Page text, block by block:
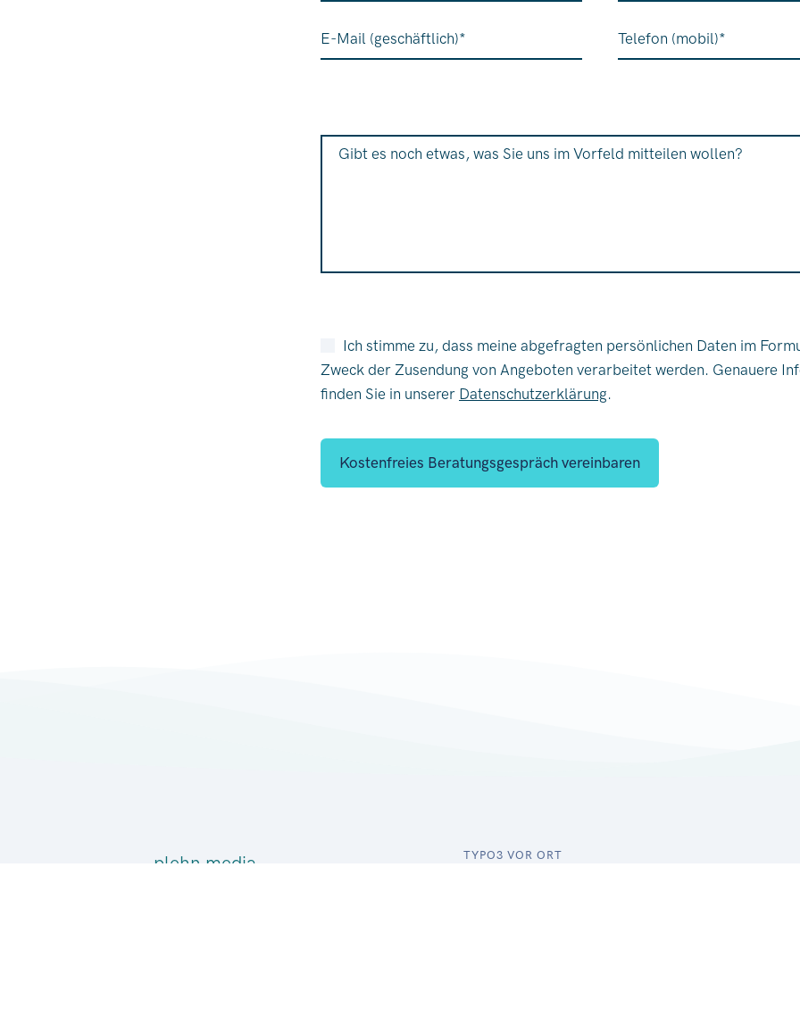
E-Mail (geschäftlich)* Telefon (mobil)*
Gibt es noch etwas, was Sie uns im Vorfeld mitteilen wollen?
Zweck der Zusendung von Angeboten verarbeitet werden. Genauere
finden Sie in unserer Datenschutzerklärung.
plehn media TYPO3 VOR ORT